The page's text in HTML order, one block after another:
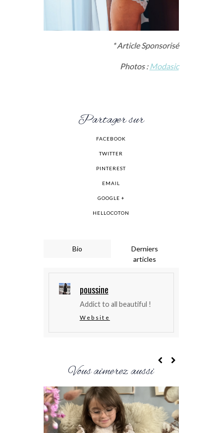
* Article Sponsorisé
Photos : Modasic
Partager sur
FACEBOOK
TWITTER
PINTEREST
EMAIL
GOOGLE +
HELLOCOTON
Bio
Derniers
articles
poussine
Addict to all beautiful !
Website
Vous aimerez aussi